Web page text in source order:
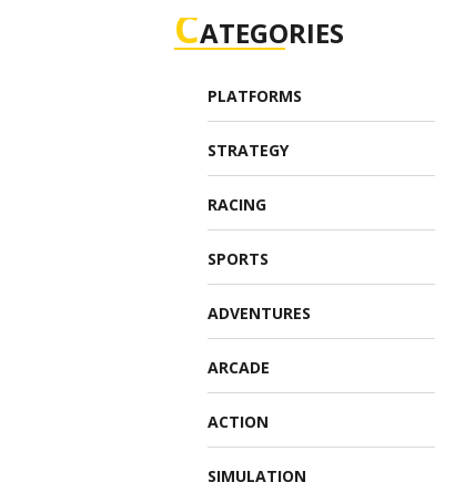
CATEGORIES
PLATFORMS
STRATEGY
RACING
SPORTS
ADVENTURES
ARCADE
ACTION
SIMULATION